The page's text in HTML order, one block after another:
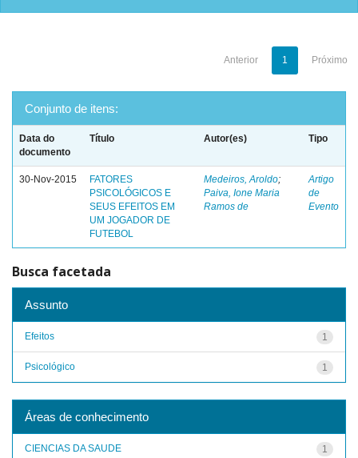
Anterior 1 Próximo
Conjunto de itens:
Data do
documento
Título Autor(es) Tipo
30-Nov-2015
FATORES
PSICOLÓGICOS E
SEUS EFEITOS EM
UM JOGADOR DE
FUTEBOL
Medeiros, Aroldo;
Paiva, Ione Maria
Ramos de
Artigo
de
Evento
Busca facetada
Assunto
1
Efeitos
1
Psicológico
Áreas de conhecimento
1
CIENCIAS DA SAUDE